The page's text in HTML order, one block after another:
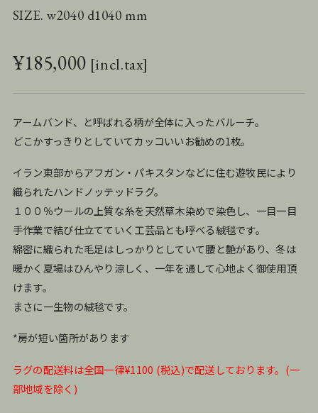
SIZE. w2040 d1040 mm
¥185,000
アームバンド、と呼ばれる柄が全体に入ったバルーチ。
どこかすっきりとしていてカッコいいお勧めの1枚。
イラン東部からアフガン・パキスタンなどに住む遊牧民により
織られたハンドノッテッドラグ。
１００％ウールの上質な糸を天然草木染めで染色し、一目一目
手作業で結び仕立てていく工芸品とも呼べる絨毯です。
綿密に織られた毛足はしっかりとしていて腰と艶があり、冬は
暖かく夏場はひんやり涼しく、一年を通して心地よく御使用頂
けます。
まさに一生物の絨毯です。
*房が短い箇所があります
ラグの配送料は全国一律¥1100 (税込)で配送しております。(一
部地域を除く)